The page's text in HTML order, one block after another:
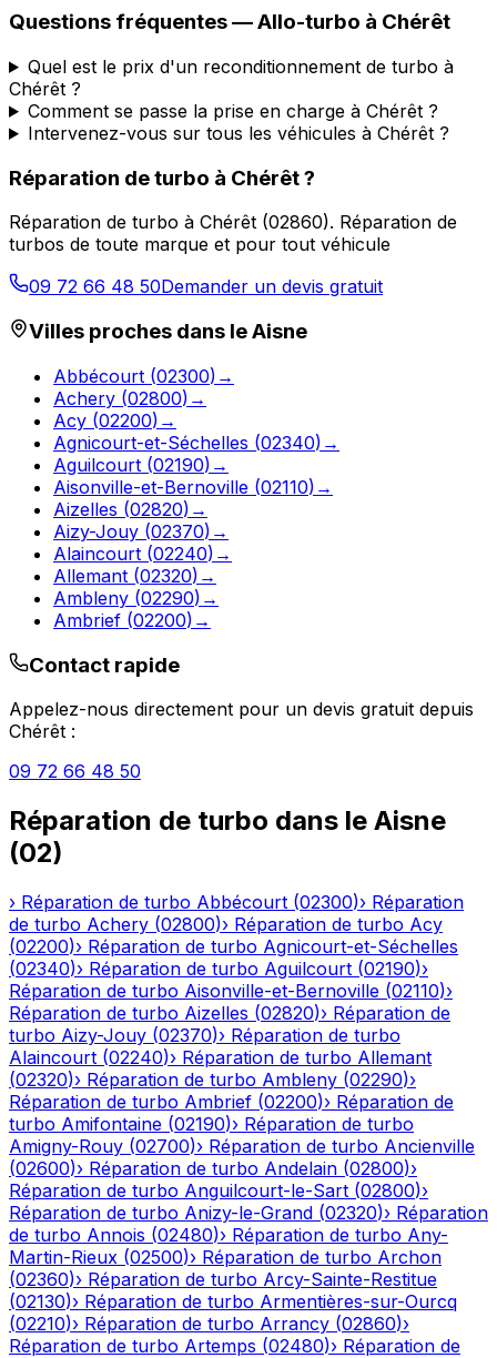
Questions fréquentes —Allo-turbo à Chérêt
Quel est le prix d'un reconditionnement de turbo à
Chérêt ?
Comment se passe la prise en charge à Chérêt ?
Intervenez-vous sur tous les véhicules à Chérêt ?
Réparation de turbo à Chérêt?
Réparation de turbo à Chérêt (02860). Réparation de
turbos de toute marque et pour tout véhicule
09 72 66 48 50Demander un devis gratuit
Villes proches dans leAisne
Abbécourt (02300) →
Achery (02800) →
Acy (02200) →
Agnicourt-et-Séchelles (02340) →
Aguilcourt (02190) →
Aisonville-et-Bernoville (02110) →
Aizelles (02820) →
Aizy-Jouy (02370) →
Alaincourt (02240) →
Allemant (02320) →
Ambleny (02290) →
Ambrief (02200) →
Contact rapide
Appelez-nous directement pour un devis gratuit depuis
Chérêt :
09 72 66 48 50
Réparation de turbo dans le Aisne
(02)
› Réparation de turbo Abbécourt (02300)› Réparation
de turbo Achery (02800)› Réparation de turbo Acy
(02200)› Réparation de turbo Agnicourt-et-Séchelles
(02340)› Réparation de turbo Aguilcourt (02190)›
Réparation de turbo Aisonville-et-Bernoville (02110)›
Réparation de turbo Aizelles (02820)› Réparation de
turbo Aizy-Jouy (02370)› Réparation de turbo
Alaincourt (02240)› Réparation de turbo Allemant
(02320)› Réparation de turbo Ambleny (02290)›
Réparation de turbo Ambrief (02200)› Réparation de
turbo Amifontaine (02190)› Réparation de turbo
Amigny-Rouy (02700)› Réparation de turbo Ancienville
(02600)› Réparation de turbo Andelain (02800)›
Réparation de turbo Anguilcourt-le-Sart (02800)›
Réparation de turbo Anizy-le-Grand (02320)› Réparation
de turbo Annois (02480)› Réparation de turbo Any-
Martin-Rieux (02500)› Réparation de turbo Archon
(02360)› Réparation de turbo Arcy-Sainte-Restitue
(02130)› Réparation de turbo Armentières-sur-Ourcq
(02210)› Réparation de turbo Arrancy (02860)›
Réparation de turbo Artemps (02480)› Réparation de